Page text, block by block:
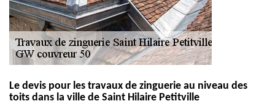
Le devis pour les travaux de zinguerie au niveau des
toits dans la ville de Saint Hilaire Petitville